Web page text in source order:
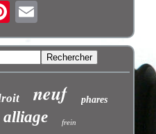
neuf phares
alliage frein